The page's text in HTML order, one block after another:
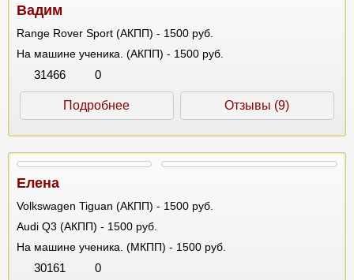
Вадим
Range Rover Sport (АКПП) - 1500 руб.
На машине ученика. (АКПП) - 1500 руб.
31466 0
Подробнее Отзывы (9)
Елена
Volkswagen Tiguan (АКПП) - 1500 руб.
Audi Q3 (АКПП) - 1500 руб.
На машине ученика. (МКПП) - 1500 руб.
30161 0